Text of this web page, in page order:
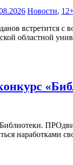
Новости,
областной
наработками